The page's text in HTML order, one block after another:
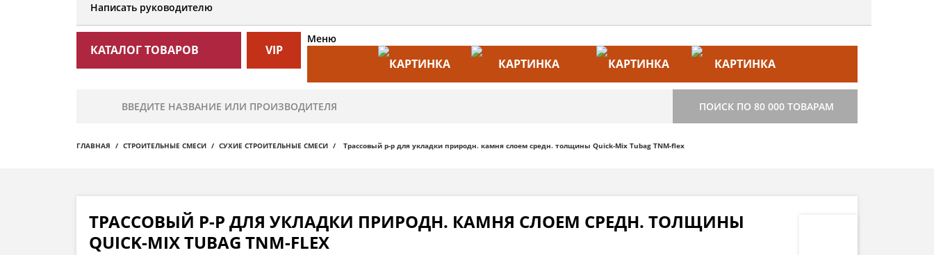
Написать руководителю
КАТАЛОГ ТОВАРОВ VIP
Меню
СТРОИТЕЛЬСТВО
ПОИСК ПО 80 000 ТОВАРАМ
ГЛАВНАЯ СТРОИТЕЛЬНЫЕ СМЕСИ СУХИЕ СТРОИТЕЛЬНЫЕ СМЕСИ Трассовый р-р для укладки природн. камня слоем средн. толщины Quick-Mix Tubag TNM-flex
ТРАССОВЫЙ Р-Р ДЛЯ УКЛАДКИ ПРИРОДН. КАМНЯ СЛОЕМ СРЕДН. ТОЛЩИНЫ
QUICK-MIX TUBAG TNM-FLEX